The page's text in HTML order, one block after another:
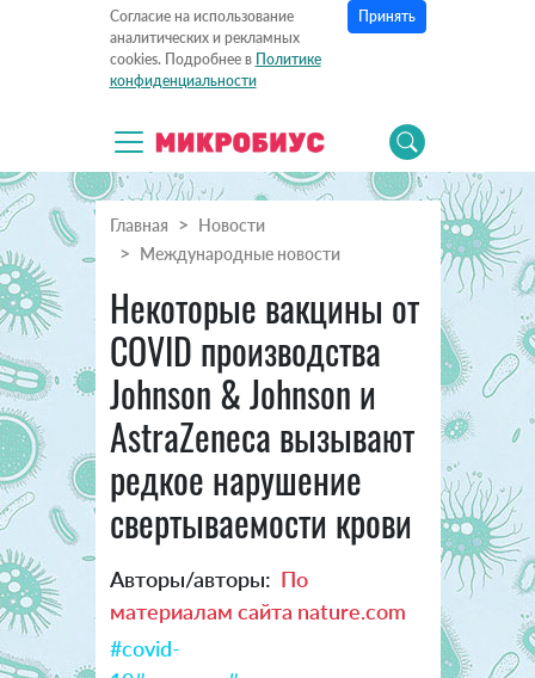
Согласие на использование
аналитических и рекламных
cookies. Подробнее в Политике
конфиденциальности
Принять
Главная
Новости
Международные новости
Некоторые вакцины от
COVID производства
Johnson & Johnson и
AstraZeneca вызывают
редкое нарушение
свертываемости крови
Авторы/авторы: По
материалам сайта nature.com
#covid-